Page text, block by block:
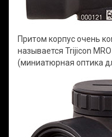
Притом корпус очень
называется Trijicon
(миниатюрная оптика